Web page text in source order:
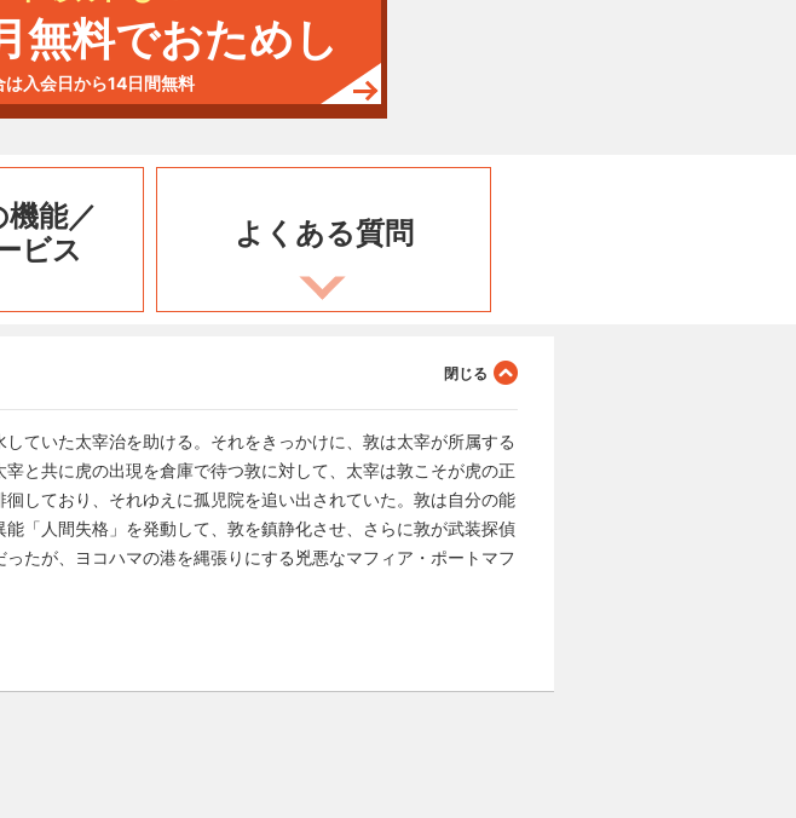
無料でおためし
入会日から14日間無料
能／
ビス
よくある質問
ていた太宰治を助ける。それをきっかけに、敦は太宰が所属する
と共に虎の出現を倉庫で待つ敦に対して、太宰は敦こそが虎の正
しており、それゆえに孤児院を追い出されていた。敦は自分の能
「人間失格」を発動して、敦を鎮静化させ、さらに敦が武装探偵
たが、ヨコハマの港を縄張りにする兇悪なマフィア・ポートマフ